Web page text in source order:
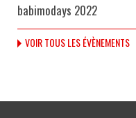
babimodays 2022
VOIR TOUS LES ÉVÈNEMENTS